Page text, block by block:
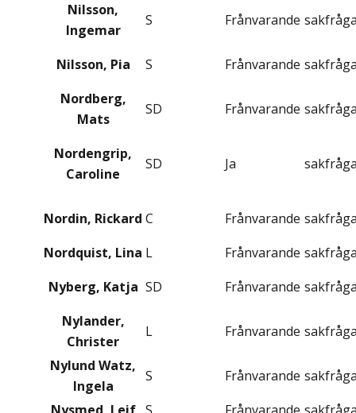
Nilsson,
Ingemar
S Frånvarande
Nilsson, Pia S Frånvarande
Nordberg,
Mats
SD Frånvarande
Nordengrip,
Caroline
SD Ja
Nordin, Rickard C Frånvarande
Nordquist, Lina L Frånvarande
Nyberg, Katja SD Frånvarande
Nylander,
Christer
L Frånvarande
Nylund Watz,
Ingela
S Frånvarande